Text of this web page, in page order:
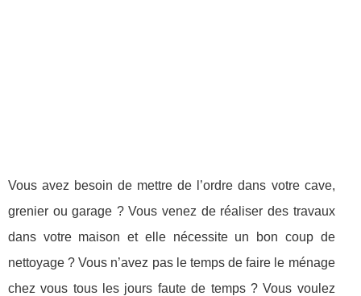
Vous avez besoin de mettre de l’ordre dans votre cave,
grenier ou garage ? Vous venez de réaliser des travaux
dans votre maison et elle nécessite un bon coup de
nettoyage ? Vous n’avez pas le temps de faire le ménage
chez vous tous les jours faute de temps ? Vous voulez